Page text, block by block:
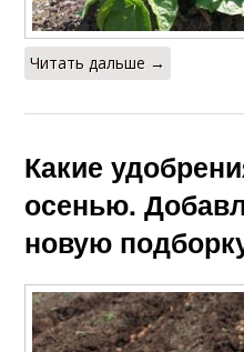
Читать дальше →
Какие
осенью.
новую